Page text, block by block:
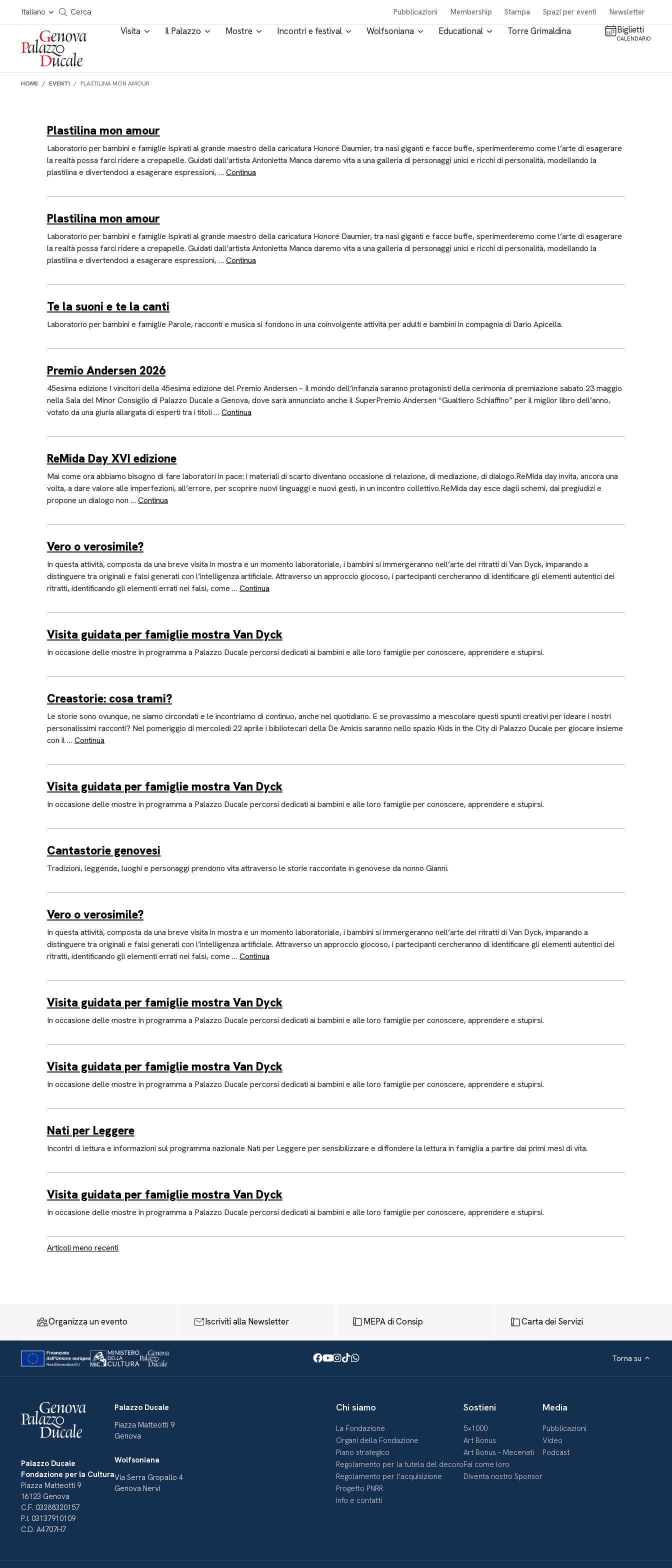
Salta al contenuto
Italiano
Cerca in tutto il sito
Cerca Pubblicazioni Membership Stampa Spazi per eventi Newsletter
Visita Il Palazzo Mostre Incontri e festival Wolfsoniana Educational Torre Grimaldina Biglietti
CALENDARIO
HOME EVENTI PLASTILINA MON AMOUR
Plastilina mon amour
Laboratorio per bambini e famiglie Ispirati al grande maestro della caricatura Honoré Daumier, tra nasi giganti e facce buffe, sperimenteremo come l’arte di esagerare
la realtà possa farci ridere a crepapelle. Guidati dall’artista Antonietta Manca daremo vita a una galleria di personaggi unici e ricchi di personalità, modellando la
plastilina e divertendoci a esagerare espressioni, … Continua
Plastilina mon amour
Laboratorio per bambini e famiglie Ispirati al grande maestro della caricatura Honoré Daumier, tra nasi giganti e facce buffe, sperimenteremo come l’arte di esagerare
la realtà possa farci ridere a crepapelle. Guidati dall’artista Antonietta Manca daremo vita a una galleria di personaggi unici e ricchi di personalità, modellando la
plastilina e divertendoci a esagerare espressioni, … Continua
Te la suoni e te la canti
Laboratorio per bambini e famiglie Parole, racconti e musica si fondono in una coinvolgente attività per adulti e bambini in compagnia di Dario Apicella.
Premio Andersen 2026
45esima edizione I vincitori della 45esima edizione del Premio Andersen – Il mondo dell’infanzia saranno protagonisti della cerimonia di premiazione sabato 23 maggio
nella Sala del Minor Consiglio di Palazzo Ducale a Genova, dove sarà annunciato anche il SuperPremio Andersen “Gualtiero Schiaffino” per il miglior libro dell’anno,
votato da una giuria allargata di esperti tra i titoli … Continua
ReMida Day XVI edizione
Mai come ora abbiamo bisogno di fare laboratori in pace: i materiali di scarto diventano occasione di relazione, di mediazione, di dialogo.ReMida day invita, ancora una
volta, a dare valore alle imperfezioni, all’errore, per scoprire nuovi linguaggi e nuovi gesti, in un incontro collettivo.ReMida day esce dagli schemi, dai pregiudizi e
propone un dialogo non … Continua
Vero o verosimile?
In questa attività, composta da una breve visita in mostra e un momento laboratoriale, i bambini si immergeranno nell’arte dei ritratti di Van Dyck, imparando a
distinguere tra originali e falsi generati con l’intelligenza artificiale. Attraverso un approccio giocoso, i partecipanti cercheranno di identificare gli elementi autentici dei
ritratti, identificando gli elementi errati nei falsi, come … Continua
Visita guidata per famiglie mostra Van Dyck
In occasione delle mostre in programma a Palazzo Ducale percorsi dedicati ai bambini e alle loro famiglie per conoscere, apprendere e stupirsi.
Creastorie: cosa trami?
Le storie sono ovunque, ne siamo circondati e le incontriamo di continuo, anche nel quotidiano. E se provassimo a mescolare questi spunti creativi per ideare i nostri
personalissimi racconti? Nel pomeriggio di mercoledì 22 aprile i bibliotecari della De Amicis saranno nello spazio Kids in the City di Palazzo Ducale per giocare insieme
con il … Continua
Visita guidata per famiglie mostra Van Dyck
In occasione delle mostre in programma a Palazzo Ducale percorsi dedicati ai bambini e alle loro famiglie per conoscere, apprendere e stupirsi.
Cantastorie genovesi
Tradizioni, leggende, luoghi e personaggi prendono vita attraverso le storie raccontate in genovese da nonno Gianni.
Vero o verosimile?
In questa attività, composta da una breve visita in mostra e un momento laboratoriale, i bambini si immergeranno nell’arte dei ritratti di Van Dyck, imparando a
distinguere tra originali e falsi generati con l’intelligenza artificiale. Attraverso un approccio giocoso, i partecipanti cercheranno di identificare gli elementi autentici dei
ritratti, identificando gli elementi errati nei falsi, come … Continua
Visita guidata per famiglie mostra Van Dyck
In occasione delle mostre in programma a Palazzo Ducale percorsi dedicati ai bambini e alle loro famiglie per conoscere, apprendere e stupirsi.
Visita guidata per famiglie mostra Van Dyck
In occasione delle mostre in programma a Palazzo Ducale percorsi dedicati ai bambini e alle loro famiglie per conoscere, apprendere e stupirsi.
Nati per Leggere
Incontri di lettura e informazioni sul programma nazionale Nati per Leggere per sensibilizzare e diffondere la lettura in famiglia a partire dai primi mesi di vita.
Visita guidata per famiglie mostra Van Dyck
In occasione delle mostre in programma a Palazzo Ducale percorsi dedicati ai bambini e alle loro famiglie per conoscere, apprendere e stupirsi.
Navigazione articoli
Articoli meno recenti
Organizza un evento Iscriviti alla Newsletter MEPA di Consip Carta dei Servizi
Facebook
Youtube
Instagram
TikTok
WhatsApp Torna su
Palazzo Ducale
Fondazione per la Cultura
Piazza Matteotti 9
16123 Genova
C.F. 03288320157
P.I. 03137910109
C.D. A4707H7
Palazzo Ducale
Piazza Matteotti 9
Genova
Wolfsoniana
Via Serra Gropallo 4
Genova Nervi
Chi siamo
La Fondazione
Organi della Fondazione
Piano strategico
Regolamento per la tutela del decoro
Regolamento per l’acquisizione
Progetto PNRR
Info e contatti
Sostieni
5×1000
Art Bonus
Art Bonus – Mecenati
Fai come loro
Diventa nostro Sponsor
Media
Pubblicazioni
Video
Podcast